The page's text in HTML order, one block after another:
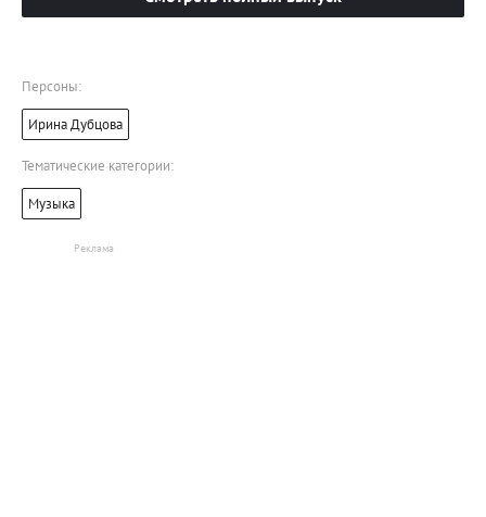
Персоны:
Ирина Дубцова
Тематические категории:
Музыка